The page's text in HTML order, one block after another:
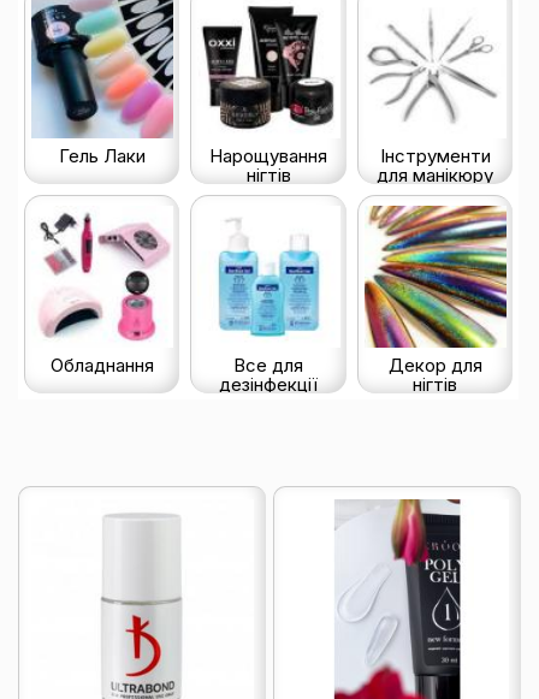
Гель Лаки
Нарощування
нігтів
Інструменти
для манікюру
Обладнання
Все для
дезінфекції
Декор для
нігтів